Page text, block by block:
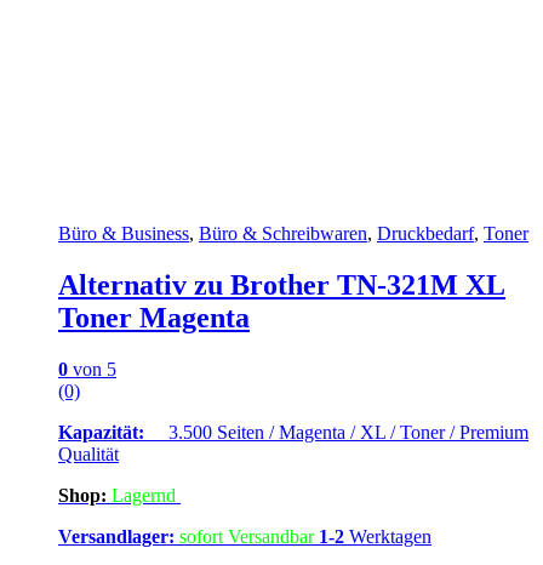
Büro & Business, Büro & Schreibwaren, Druckbedarf, Toner
Alternativ zu Brother TN-321M XL
Toner Magenta
0 von 5
(0)
Kapazität: 3.500 Seiten / Magenta / XL / Toner / Premium
Qualität
Shop: Lagernd
Versandlager: sofort Versandbar 1-2 Werktagen